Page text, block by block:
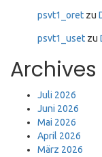
psvt1_oret zu
psvt1_uset zu
Archives
Juli 2026
Juni 2026
Mai 2026
April 2026
März 2026